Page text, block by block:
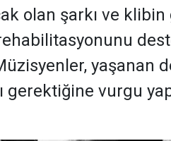
olan şarkı ve
yaşanan
gerektiğine vurgu